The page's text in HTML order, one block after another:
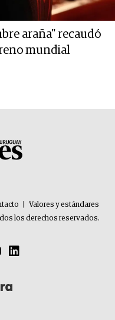
araña" recaudó
mundial
Valores y estándares
los derechos reservados.